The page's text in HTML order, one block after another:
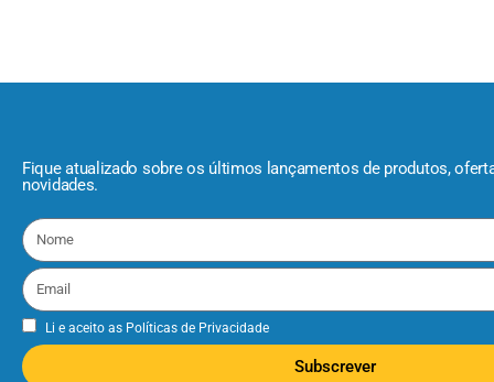
Fique atualizado sobre os últimos lançamentos de produtos,
novidades.
Li e aceito as Políticas de Privacidade
Subscrever